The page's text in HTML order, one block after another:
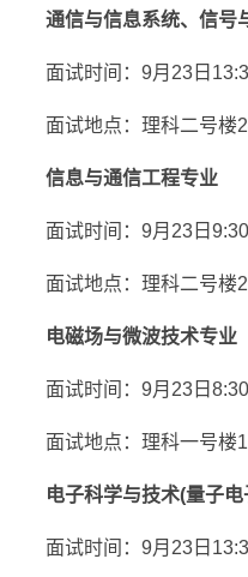
通信与信息系统、信号
面试时间：9月23日
面试地点：理科二号楼
信息与通信工程专业
面试时间：9月23日9:30
面试地点：理科二号楼
电磁场与微波技术专业
面试时间：9月23日8:30
面试地点：理科一号楼
电子科学与技术(量子电
面试时间：9月23日